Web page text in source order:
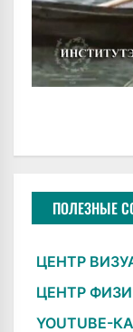
ПОЛЕЗНЫЕ
ЦЕНТР
ЦЕНТР
YOUTUBE-